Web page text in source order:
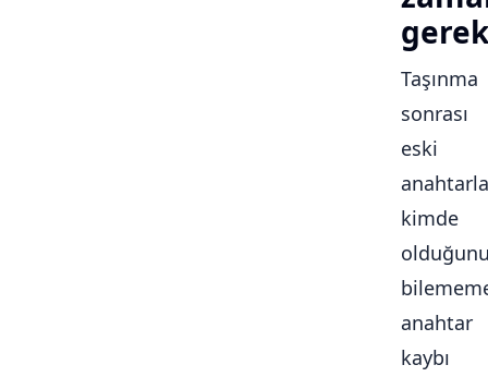
Taşınma
sonrası
eski
kimde
anahtar
kaybı